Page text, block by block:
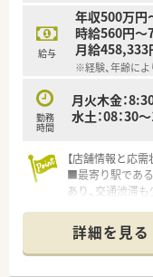
【職場環境と雰囲
■社長をはじめ
発であり、和や
■車通勤が可能
でき、近隣にお
■Ｗワークでの
間を有効に活用
す。
【このような方が
■これまでの調
たいという強い
■複数の診療科
知識を吸収しよ
給与
年収500万円
時給560円～
月給458,333
※経験、年齢に
勤務
時間
月火木金：
水土：08：30
【店舗情報と応需
■最寄り駅であ
あり、交通渋滞
め、落ち着いて
■薬剤師は常勤2
るため、一人あ
詳細を見る